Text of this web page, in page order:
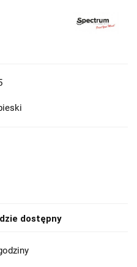
dostępny